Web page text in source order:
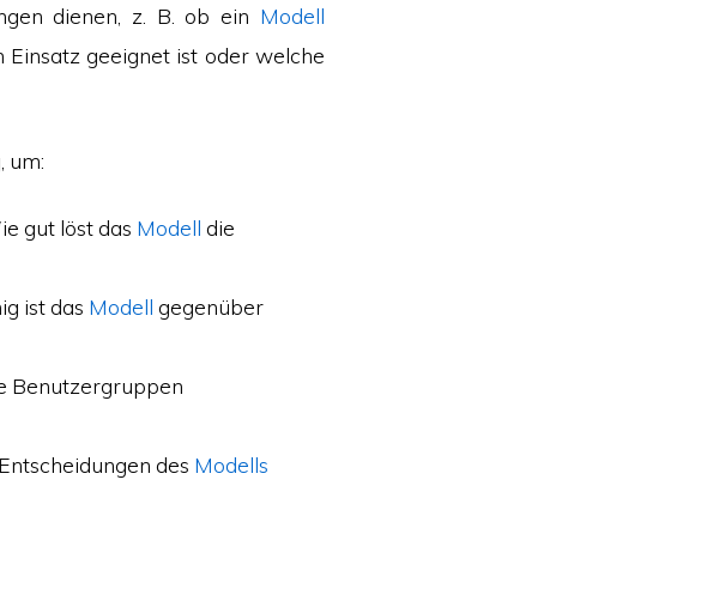
dienen, z. B. ob ein Modell
geeignet ist oder welche
um:
gut löst das Modell die
ist das Modell gegenüber
Benutzergruppen
des Modells